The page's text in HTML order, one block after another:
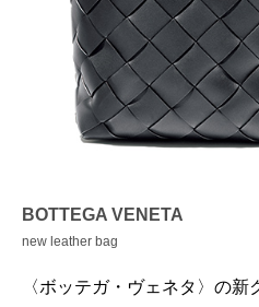
BOTTEGA VENETA
new leather bag
〈ボッテガ・ヴェネタ〉の